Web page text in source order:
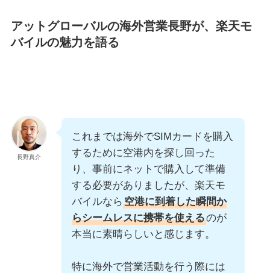
アットグローバルの海外営業長野が、楽天モ
バイルの魅力を語る
長野真介
これまでは海外でSIMカードを購入
するために空港内を探し回った
り、事前にネットで購入して準備
する必要がありましたが、楽天モ
バイルなら 空港に到着した瞬間か
らシームレスに携帯を使えるのが
本当に素晴らしいと感じます。
特に海外で営業活動を行う際には